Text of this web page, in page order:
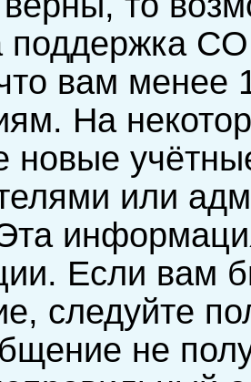
поддержка
вам менее
На
новые
или
Если вам
следуйте
не